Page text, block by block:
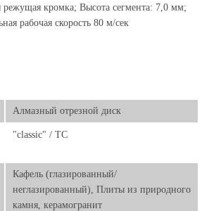
режущая кромка; Высота сегмента: 7,0 мм;
рабочая скорость 80 м/сек
Алмазный отрезной диск
"classic" / TC
Кафель (глазированный/
неглазированный), Плиты из природного
камня, керамогранит